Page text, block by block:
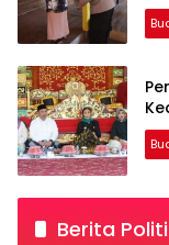
Berita